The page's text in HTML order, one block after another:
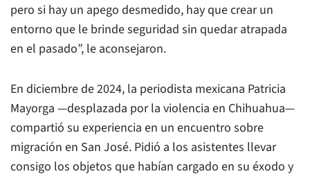
pero si hay un apego desmedido, hay que crear un
entorno que le brinde seguridad sin quedar atrapada
en el pasado”, le aconsejaron.
En diciembre de 2024, la periodista mexicana Patricia
Mayorga —desplazada por la violencia en Chihuahua—
compartió su experiencia en un encuentro sobre
migración en San José. Pidió a los asistentes llevar
consigo los objetos que habían cargado en su éxodo y